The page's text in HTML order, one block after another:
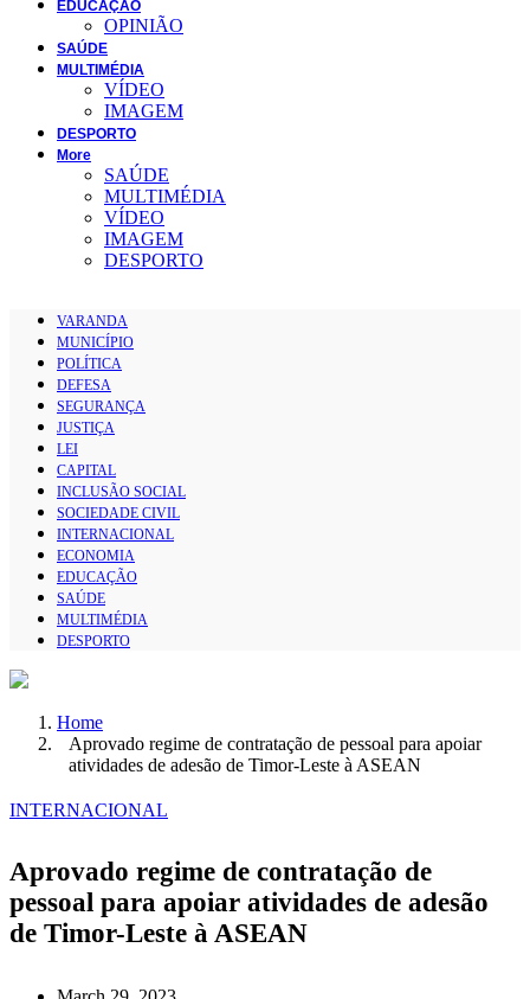
EDUCAÇÃO
OPINIÃO
SAÚDE
MULTIMÉDIA
VÍDEO
IMAGEM
DESPORTO
More
SAÚDE
MULTIMÉDIA
VÍDEO
IMAGEM
DESPORTO
VARANDA
MUNICÍPIO
POLÍTICA
DEFESA
SEGURANÇA
JUSTIÇA
LEI
CAPITAL
INCLUSÃO SOCIAL
SOCIEDADE CIVIL
INTERNACIONAL
ECONOMIA
EDUCAÇÃO
SAÚDE
MULTIMÉDIA
DESPORTO
Home
Aprovado regime de contratação de pessoal para apoiar
atividades de adesão de Timor-Leste à ASEAN
INTERNACIONAL
Aprovado regime de contratação de
pessoal para apoiar atividades de adesão
de Timor-Leste à ASEAN